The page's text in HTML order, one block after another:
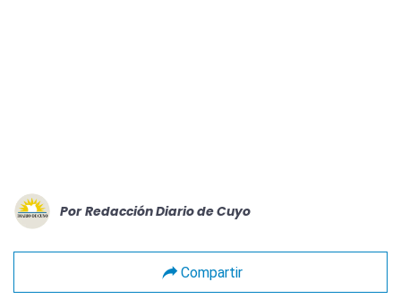
Por Redacción Diario de Cuyo
Compartir